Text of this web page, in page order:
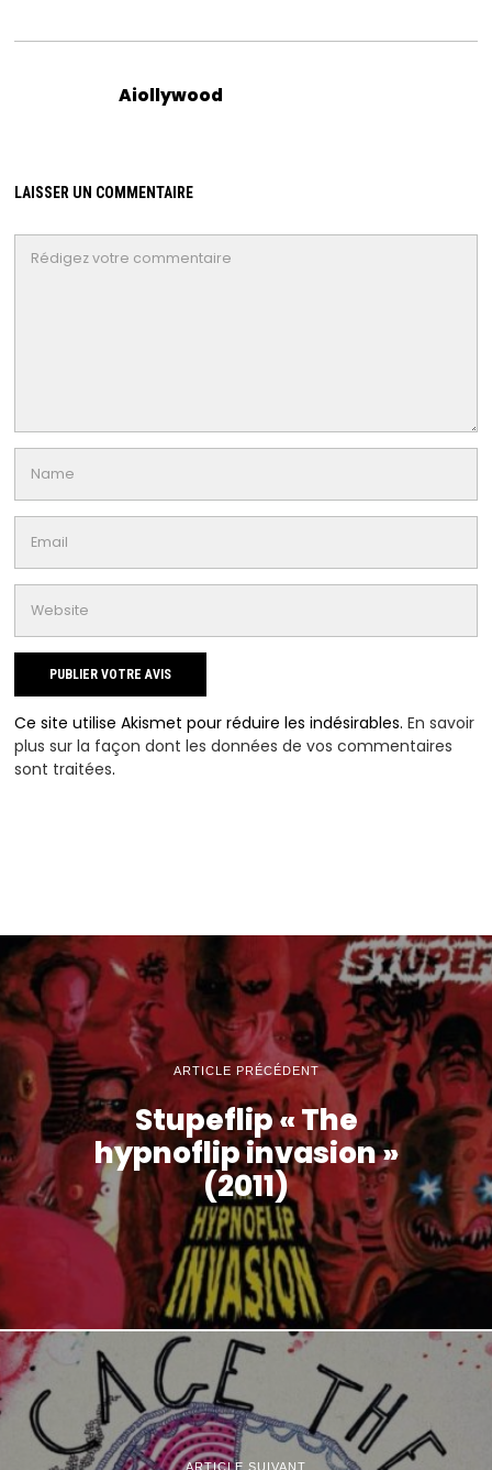
Aiollywood
LAISSER UN COMMENTAIRE
Ce site utilise Akismet pour réduire les indésirables.En savoir
plus sur la façon dont les données de vos commentaires
sont traitées.
ARTICLE PRÉCÉDENT
Stupeflip « The
hypnoflip invasion »
(2011)
ARTICLE SUIVANT